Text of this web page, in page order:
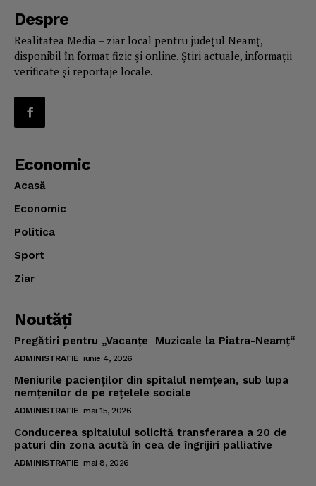
Despre
Realitatea Media – ziar local pentru județul Neamț,
disponibil în format fizic și online. Știri actuale, informații
verificate și reportaje locale.
Economic
Acasă
Economic
Politica
Sport
Ziar
Noutăţi
Pregătiri pentru „Vacanţe Muzicale la Piatra-Neamţ“
ADMINISTRATIE iunie 4, 2026
Meniurile pacienţilor din spitalul nemţean, sub lupa
nemţenilor de pe reţelele sociale
ADMINISTRATIE mai 15, 2026
Conducerea spitalului solicită transferarea a 20 de
paturi din zona acută în cea de îngrijiri palliative
ADMINISTRATIE mai 8, 2026